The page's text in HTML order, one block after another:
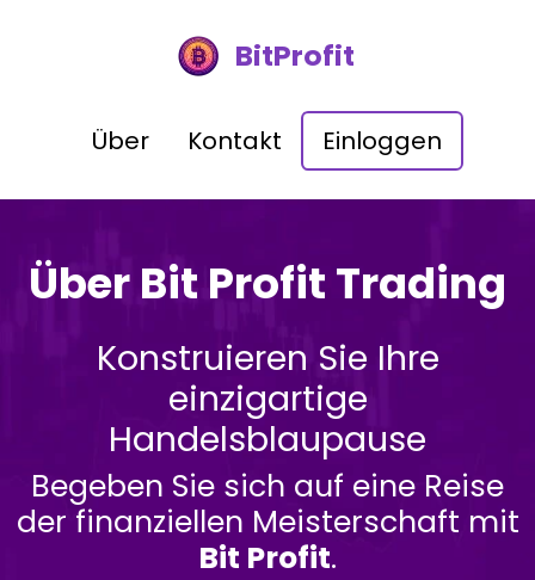
BitProfit
Über Kontakt Einloggen
Über Bit Profit Trading
Konstruieren Sie Ihre
einzigartige
Handelsblaupause
Begeben Sie sich auf eine Reise
der finanziellen Meisterschaft mit
Bit Profit.